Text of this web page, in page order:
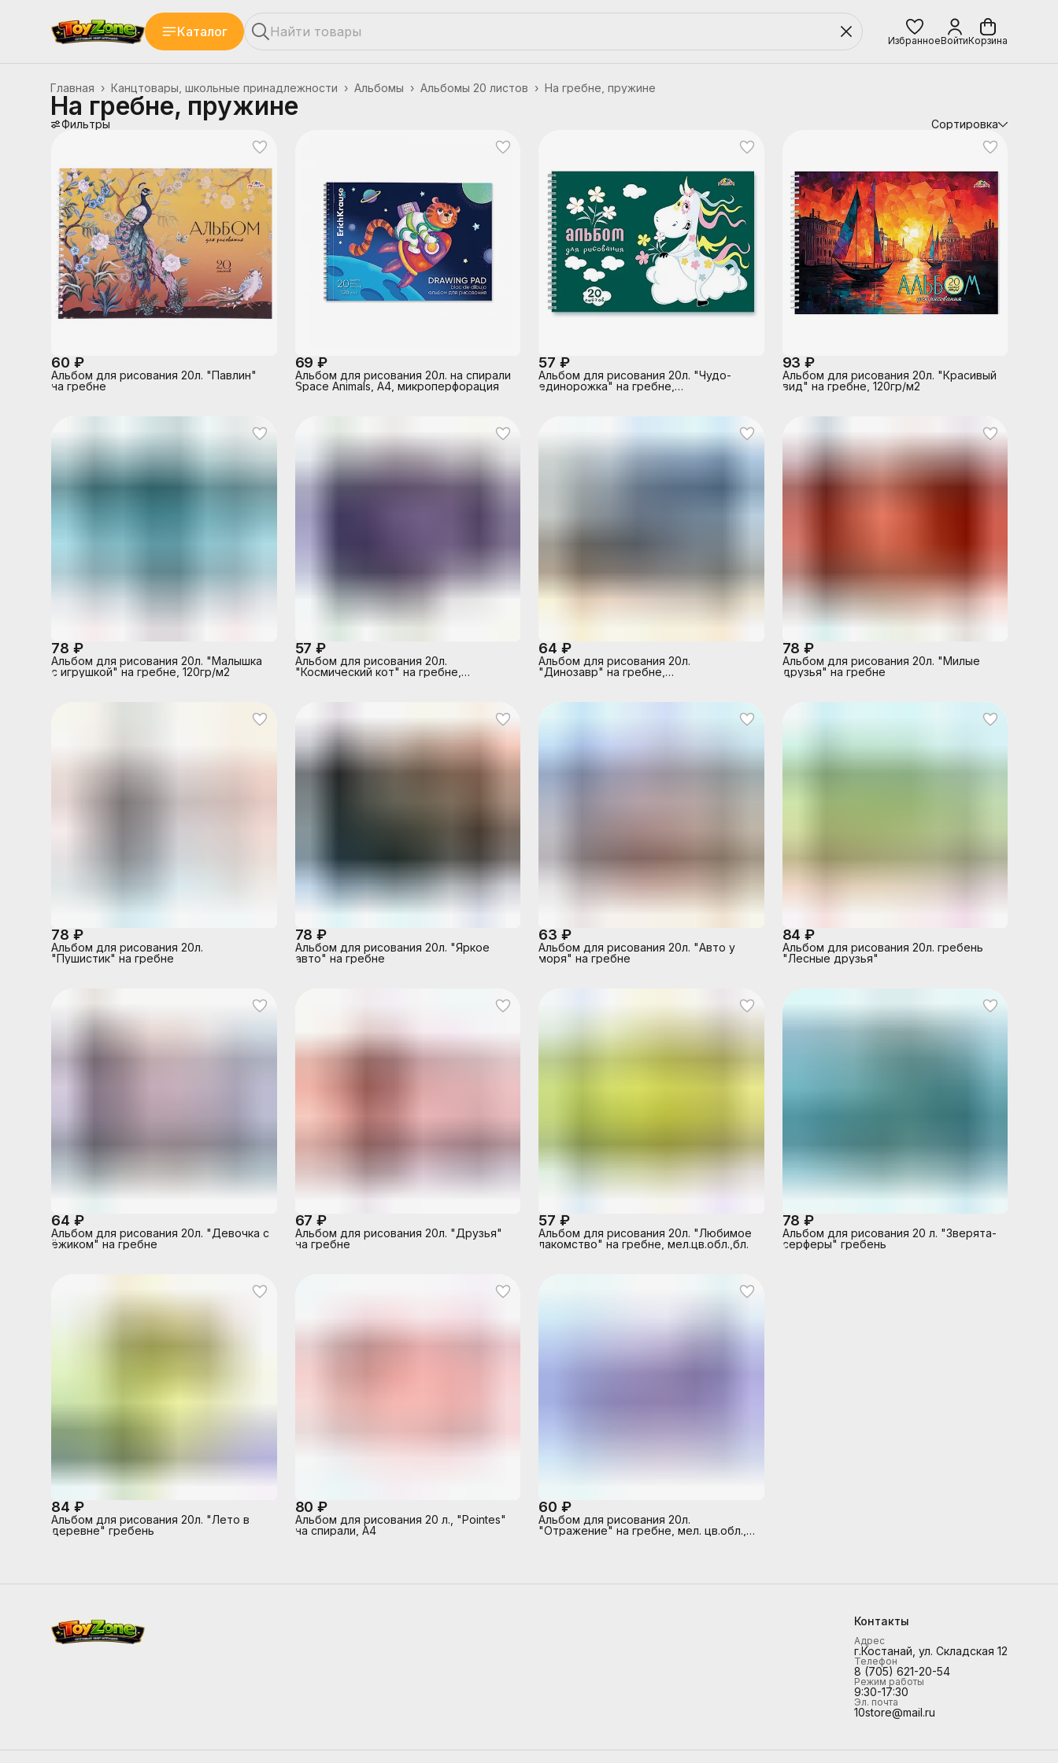
Каталог
ИзбранноеВойтиКорзина
На гребне, пружине
Альбомы 20 листов ›
Альбомы ›
Канцтовары, школьные принадлежности ›
Главная ›
На гребне, пружине
Фильтры Сортировка
60 ₽
Альбом для рисования 20л. "Павлин"
на гребне
69 ₽
Альбом для рисования 20л. на спирали
Space Animals, А4, микроперфорация
57 ₽
Альбом для рисования 20л. "Чудо-
единорожка" на гребне,
93 ₽
Альбом для рисования 20л. "Красивый
вид" на гребне, 120гр/м2
78 ₽
Альбом для рисования 20л. "Малышка
с игрушкой" на гребне, 120гр/м2
57 ₽
Альбом для рисования 20л.
"Космический кот" на гребне,
64 ₽
Альбом для рисования 20л.
"Динозавр" на гребне,
78 ₽
Альбом для рисования 20л. "Милые
друзья" на гребне
78 ₽
Альбом для рисования 20л.
"Пушистик" на гребне
78 ₽
Альбом для рисования 20л. "Яркое
авто" на гребне
63 ₽
Альбом для рисования 20л. "Авто у
моря" на гребне
84 ₽
Альбом для рисования 20л. гребень
"Лесные друзья"
64 ₽
Альбом для рисования 20л. "Девочка с
ёжиком" на гребне
67 ₽
Альбом для рисования 20л. "Друзья"
на гребне
57 ₽
Альбом для рисования 20л. "Любимое
лакомство" на гребне, мел.цв.обл.,бл.
78 ₽
Альбом для рисования 20 л. "Зверята-
серферы" гребень
84 ₽
Альбом для рисования 20л. "Лето в
деревне" гребень
80 ₽
Альбом для рисования 20 л., "Pointes"
на спирали, А4
60 ₽
Альбом для рисования 20л.
"Отражение" на гребне, мел. цв.обл.,
Контакты
Адрес
г.Костанай, ул. Складская 12
Телефон
8 (705) 621-20-54
Режим работы
9:30-17:30
Эл. почта
10store@mail.ru